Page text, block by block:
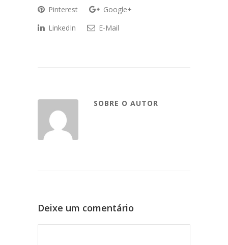
Pinterest
Google+
LinkedIn
E-Mail
SOBRE O AUTOR
Deixe um comentário